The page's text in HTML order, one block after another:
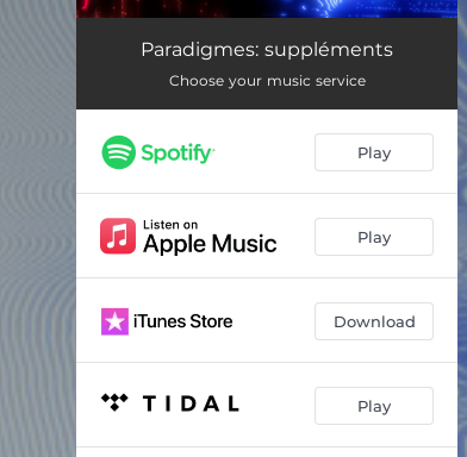
Paradigme 03:36
Le sang de mon prochain
Cool Colorado 03:52
Nouvelle-Orléans 03:54
Pasadena 03:49
Lâcher de chevaux 02:32
03:33
Paradigmes: suppléments
Choose your music service
Play
Play
Download
Play